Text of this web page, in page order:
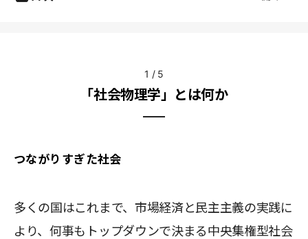
1 / 5
「社会物理学」とは何か
つながりすぎた社会
多くの国はこれまで、市場経済と民主主義の実践に
より、何事もトップダウンで決まる中央集権型社会